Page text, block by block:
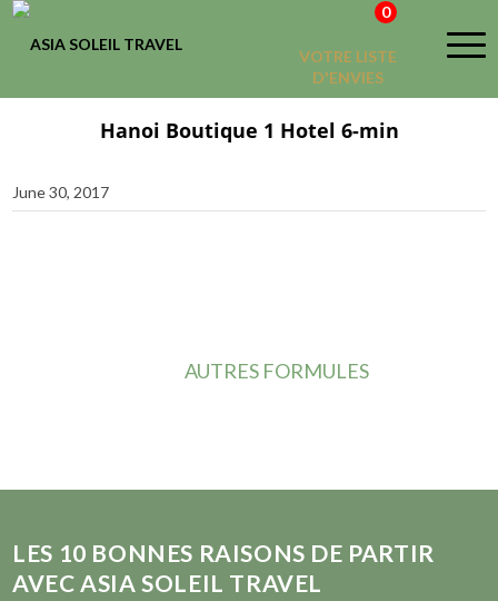
VOTRE LISTE
D'ENVIES
0
Hanoi Boutique 1 Hotel 6-min
June 30, 2017
AUTRES FORMULES
LES 10 BONNES RAISONS DE PARTIR
AVEC ASIA SOLEIL TRAVEL